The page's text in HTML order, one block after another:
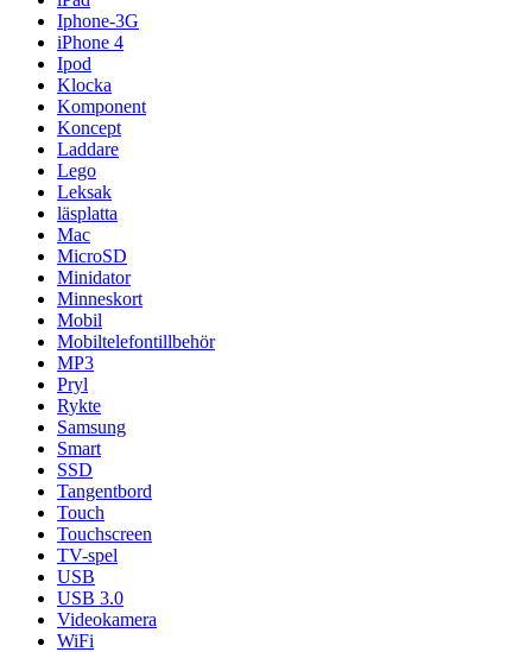
Iphone-3G
iPhone 4
Ipod
Klocka
Komponent
Koncept
Laddare
Lego
Leksak
läsplatta
Mac
MicroSD
Minidator
Minneskort
Mobil
Mobiltelefontillbehör
MP3
Pryl
Rykte
Samsung
Smart
SSD
Tangentbord
Touch
Touchscreen
TV-spel
USB
USB 3.0
Videokamera
WiFi